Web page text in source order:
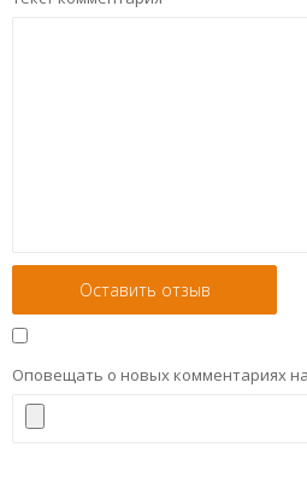
Оповещать о новых комментариях